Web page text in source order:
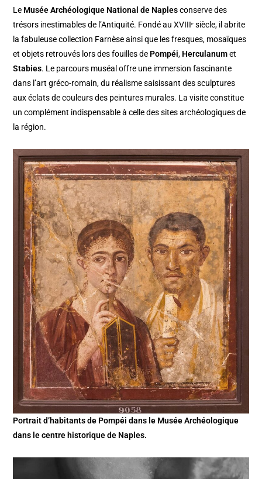
Le Musée Archéologique National de Naplesconserve des
trésors inestimables de l’Antiquité. Fondé au XVIIIᵉ siècle, il abrite
la fabuleuse collection Farnèse ainsi que les fresques, mosaïques
et objets retrouvés lors des fouilles de Pompéi, Herculanumet
Stabies. Le parcours muséal offre une immersion fascinante
dans l’art gréco-romain, du réalisme saisissant des sculptures
aux éclats de couleurs des peintures murales. La visite constitue
un complément indispensable à celle des sites archéologiques de
la région.
Portrait d’habitants de Pompéi dans le Musée Archéologique
dans le centre historique de Naples.